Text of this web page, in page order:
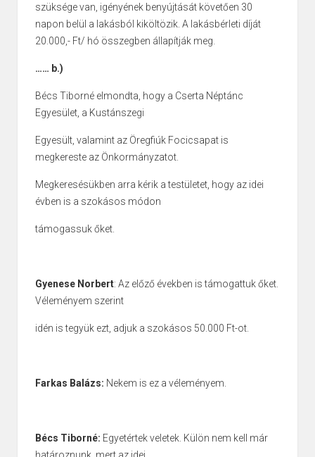
szüksége van, igényének benyújtását követően 30
napon belül a lakásból kiköltözik. A lakásbérleti díját
20.000,- Ft/ hó összegben állapítják meg.
…… b.)
Bécs Tiborné elmondta, hogy a Cserta Néptánc
Egyesület, a Kustánszegi
Egyesült, valamint az Öregfiúk Focicsapat is
megkereste az Önkormányzatot.
Megkeresésükben arra kérik a testületet, hogy az idei
évben is a szokásos módon
támogassuk őket.
Gyenese Norbert: Az előző években is támogattuk őket.
Véleményem szerint
idén is tegyük ezt, adjuk a szokásos 50.000 Ft-ot.
Farkas Balázs: Nekem is ez a véleményem.
Bécs Tiborné: Egyetértek veletek. Külön nem kell már